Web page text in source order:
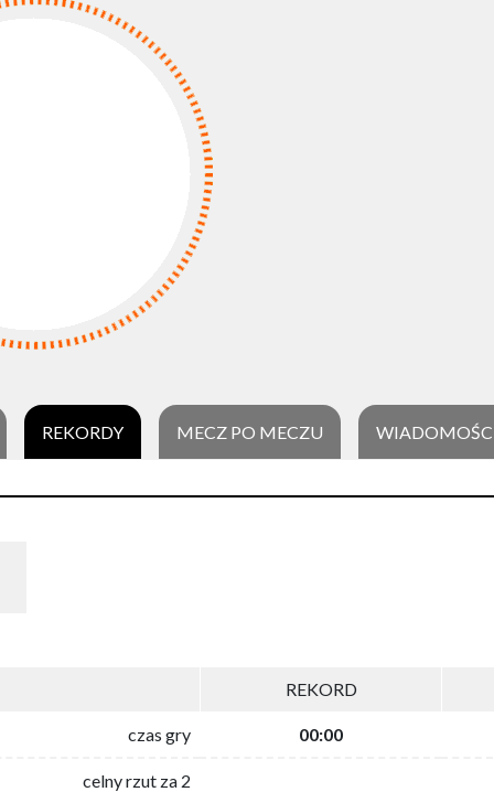
REKORDY MECZ PO MECZU
REKORD
czas gry 00:00
celny rzut za 2